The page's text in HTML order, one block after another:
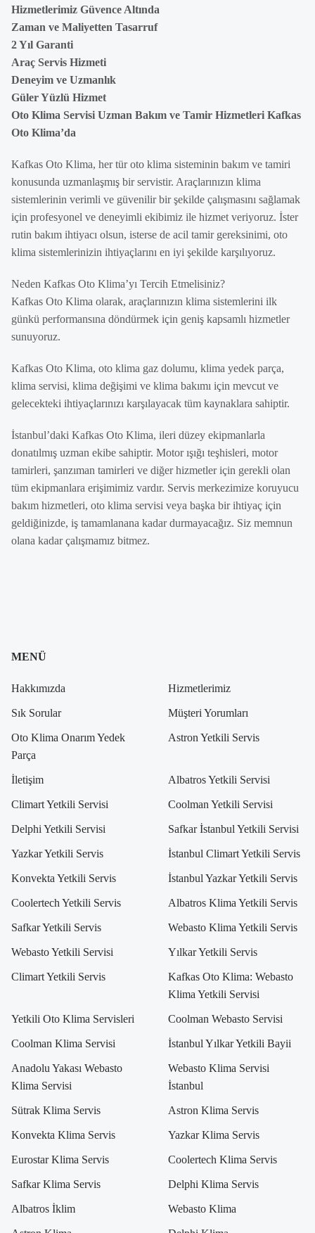
Hizmetlerimiz Güvence Altında
Zaman ve Maliyetten Tasarruf
2 Yıl Garanti
Araç Servis Hizmeti
Deneyim ve Uzmanlık
Güler Yüzlü Hizmet
Oto Klima Servisi Uzman Bakım ve Tamir Hizmetleri Kafkas
Oto Klima’da
Kafkas Oto Klima, her tür oto klima sisteminin bakım ve tamiri
konusunda uzmanlaşmış bir servistir. Araçlarınızın klima
sistemlerinin verimli ve güvenilir bir şekilde çalışmasını sağlamak
için profesyonel ve deneyimli ekibimiz ile hizmet veriyoruz. İster
rutin bakım ihtiyacı olsun, isterse de acil tamir gereksinimi, oto
klima sistemlerinizin ihtiyaçlarını en iyi şekilde karşılıyoruz.
Neden Kafkas Oto Klima’yı Tercih Etmelisiniz?
Kafkas Oto Klima olarak, araçlarınızın klima sistemlerini ilk
günkü performansına döndürmek için geniş kapsamlı hizmetler
sunuyoruz.
Kafkas Oto Klima, oto klima gaz dolumu, klima yedek parça,
klima servisi, klima değişimi ve klima bakımı için mevcut ve
gelecekteki ihtiyaçlarınızı karşılayacak tüm kaynaklara sahiptir.
İstanbul’daki Kafkas Oto Klima, ileri düzey ekipmanlarla
donatılmış uzman ekibe sahiptir. Motor ışığı teşhisleri, motor
tamirleri, şanzıman tamirleri ve diğer hizmetler için gerekli olan
tüm ekipmanlara erişimimiz vardır. Servis merkezimize koruyucu
bakım hizmetleri, oto klima servisi veya başka bir ihtiyaç için
geldiğinizde, iş tamamlanana kadar durmayacağız. Siz memnun
olana kadar çalışmamız bitmez.
MENÜ
Hakkımızda Hizmetlerimiz
Sık Sorular Müşteri Yorumları
Oto Klima Onarım Yedek
Parça
Astron Yetkili Servis
İletişim Albatros Yetkili Servisi
Climart Yetkili Servisi Coolman Yetkili Servisi
Delphi Yetkili Servisi Safkar İstanbul Yetkili Servisi
Yazkar Yetkili Servis İstanbul Climart Yetkili Servis
Konvekta Yetkili Servis İstanbul Yazkar Yetkili Servis
Coolertech Yetkili Servis Albatros Klima Yetkili Servis
Safkar Yetkili Servis Webasto Klima Yetkili Servis
Webasto Yetkili Servisi Yılkar Yetkili Servis
Climart Yetkili Servis
Kafkas Oto Klima: Webasto
Klima Yetkili Servisi
Yetkili Oto Klima Servisleri Coolman Webasto Servisi
Coolman Klima Servisi İstanbul Yılkar Yetkili Bayii
Anadolu Yakası Webasto
Klima Servisi
Webasto Klima Servisi
İstanbul
Sütrak Klima Servis Astron Klima Servis
Konvekta Klima Servis Yazkar Klima Servis
Eurostar Klima Servis Coolertech Klima Servis
Safkar Klima Servis Delphi Klima Servis
Albatros İklim Webasto Klima